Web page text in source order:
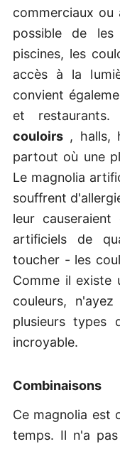
commerciaux ou
possible de
piscines, les
accès à la
convient
et
couloirs, halls,
partout où une
Le magnolia
souffrent
leur causeraient
artificiels de
toucher - les
Comme il existe
couleurs,
plusieurs types
incroyable.
Combinaisons
Ce magnolia est
temps. Il n'a